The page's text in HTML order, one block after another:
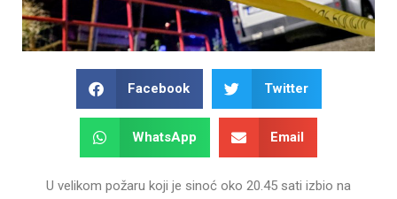
Facebook Twitter
WhatsApp Email
U velikom požaru koji je sinoć oko 20.45 sati izbio na